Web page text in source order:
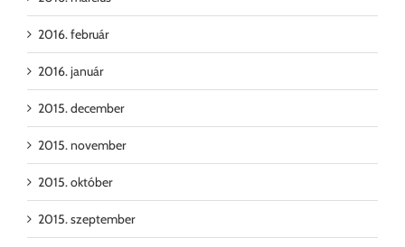
2016. február
2016. január
2015. december
2015. november
2015. október
2015. szeptember